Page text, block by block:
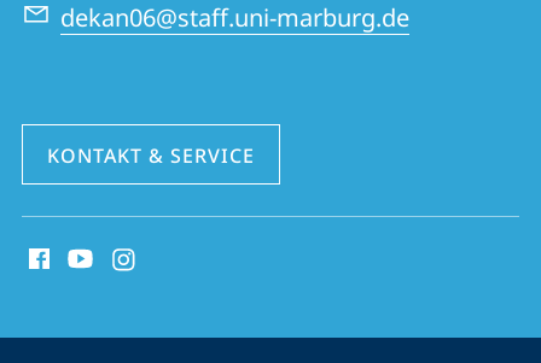
dekan06@staff.uni-marburg.de
KONTAKT & SERVICE
Media